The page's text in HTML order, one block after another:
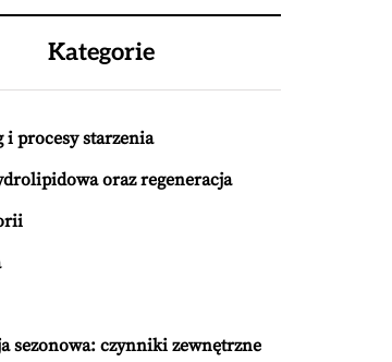
Kategorie
i procesy starzenia
oraz regeneracja
sezonowa: czynniki zewnętrzne